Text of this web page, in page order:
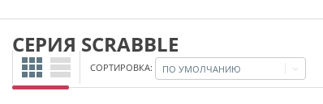
СЕРИЯ SCRABBLE
СОРТИРОВКА: ПО УМОЛЧАНИЮ